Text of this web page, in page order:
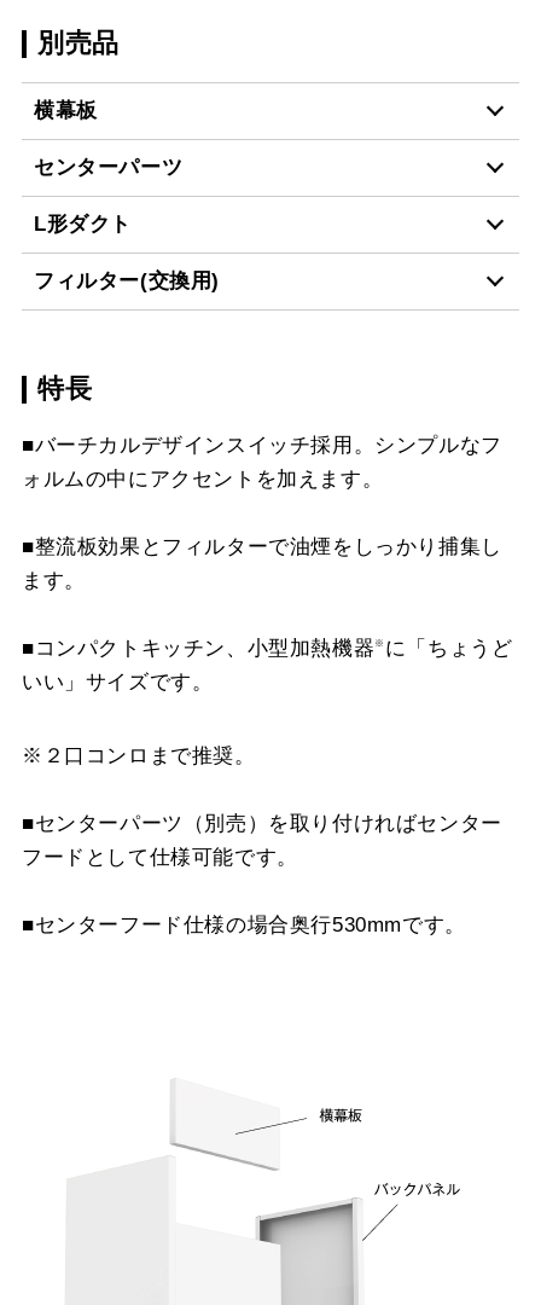
別売品
横幕板
YMP20-E470 S ¥7,150（税抜価格 ￥
YMP20-E470 W ¥4,290（税抜価格 ￥
YMP20-E470 SI
センターパーツ
XAI-CP4540 W ¥11,440（税抜価格 ￥
XAI-CP4560 W
XAI-CP4560 S ¥34,540（税抜価格 ￥
XAI-CP4540 SI
XAI-CP4560 BK ¥20,020（税抜価格 ￥
L形ダクト
スクロールできます
フィルター(交換用)
CSF17-3421
スクロールできます
特長
■バーチカルデザインスイッチ採用。シンプルなフ
ォルムの中にアクセントを加えます。
■整流板効果とフィルターで油煙をしっかり捕集し
ます。
■コンパクトキッチン、小型加熱機器 ※ に「ちょうど
いい」サイズです。
※２口コンロまで推奨。
■センターパーツ（別売）を取り付ければセンター
フードとして仕様可能です。
■センターフード仕様の場合奥行530mmです。